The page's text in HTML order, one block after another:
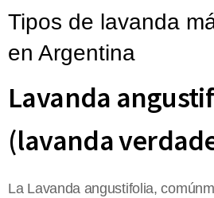
Tipos de lavanda
en Argentina
Lavanda
(lavanda
La Lavanda angustifolia,